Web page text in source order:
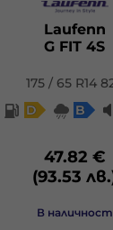
Laufenn
G FIT 4S
175 / 65 R14
D
B
47.82 €
(93.53
В наличност